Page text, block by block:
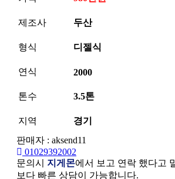
제조사 두산
형식 디젤식
연식 2000
톤수 3.5톤
지역
경기
판매자 : aksend11
01029392002
문의시 지게몬에서 보고 연락 했다고
보다 빠른 상담이 가능합니다.